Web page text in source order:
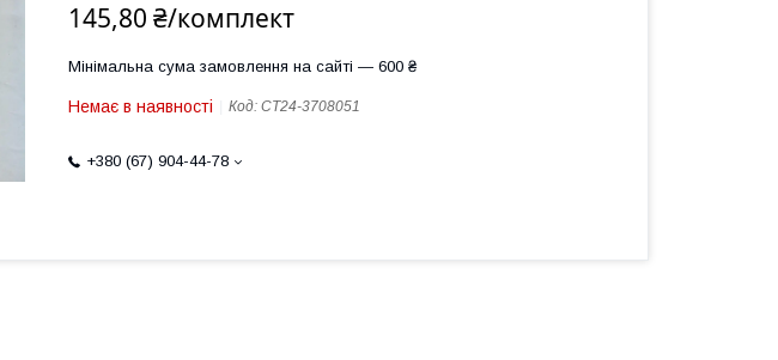
145,80 ₴/комплект
Мінімальна сума замовлення на сайті — 600 ₴
Немає в наявності Код: СТ24-3708051
+380 (67) 904-44-78